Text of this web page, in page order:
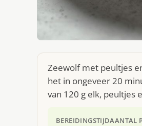
Zeewolf met peultjes
het in ongeveer 20
van 120 g elk, peultjes
BEREIDINGSTIJDAANTAL